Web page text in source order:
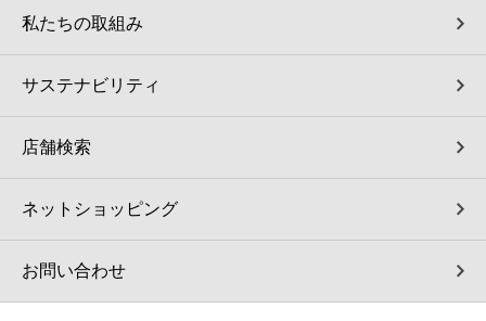
私たちの取組み
サステナビリティ
店舗検索
ネットショッピング
お問い合わせ